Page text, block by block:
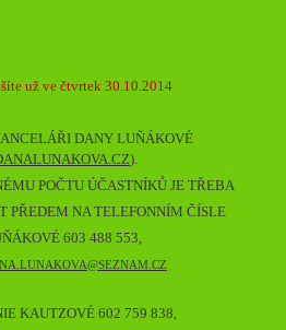
už ve čtvrtek 30.10.2014
DANY LUŇÁKOVÉ
).
POČTU ÚČASTNÍKŮ JE TŘEBA
PŘEDEM NA TELEFONNÍM ČÍSLE
603 488 553,
KAUTZOVÉ 602 759 838,